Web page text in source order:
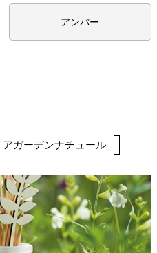
アンバー
ガーデンナチュール